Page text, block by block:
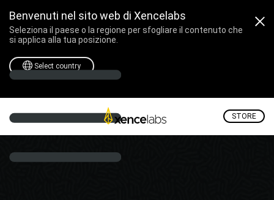
Benvenuti nel sito web di Xencelabs
Seleziona il paese o la regione per sfogliare il contenuto che
si applica alla tua posizione.
Select country
STORE